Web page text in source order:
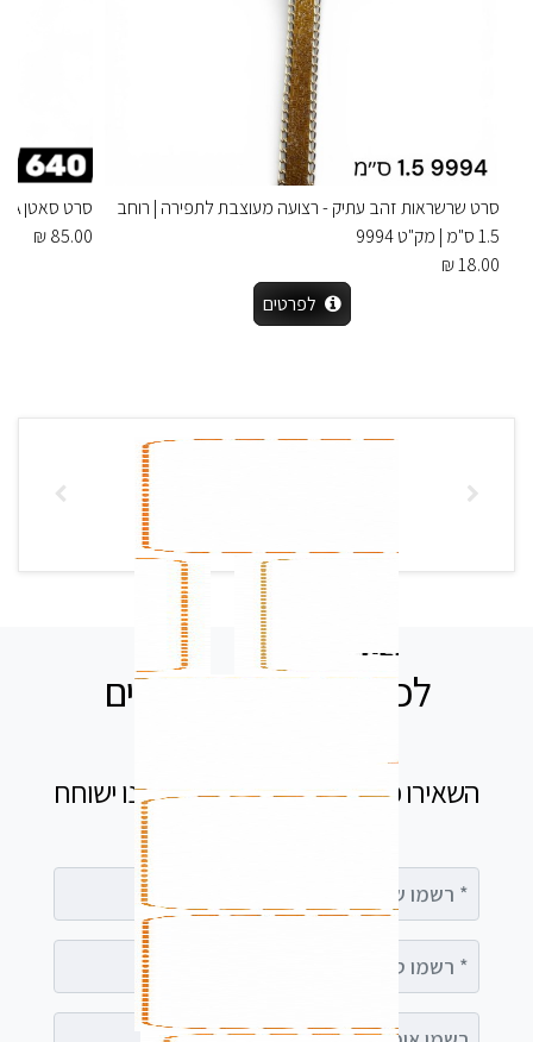
סרט שרשראות זהב עתיק - רצועה מעוצבת לתפירה | רוחב
1.5 ס"מ | מק"ט 9994
18.00 ₪
לפרטים
סרט סאטן YAMA למון – צהוב לימון בהיר
85.00 ₪
לכל שאלה אנחנו זמינים
השאירו פרטים בטופס ומיד נציג שלנו ישוחח
רשמו אימייל (אופציונלי)